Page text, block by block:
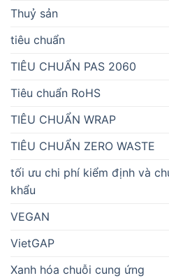
Thuỷ sản
tiêu chuẩn
TIÊU CHUẨN PAS 2060
Tiêu chuẩn RoHS
TIÊU CHUẨN WRAP
TIÊU CHUẨN ZERO WASTE
tối ưu chi phí kiểm định và
khẩu
VEGAN
VietGAP
Xanh hóa chuỗi cung ứng